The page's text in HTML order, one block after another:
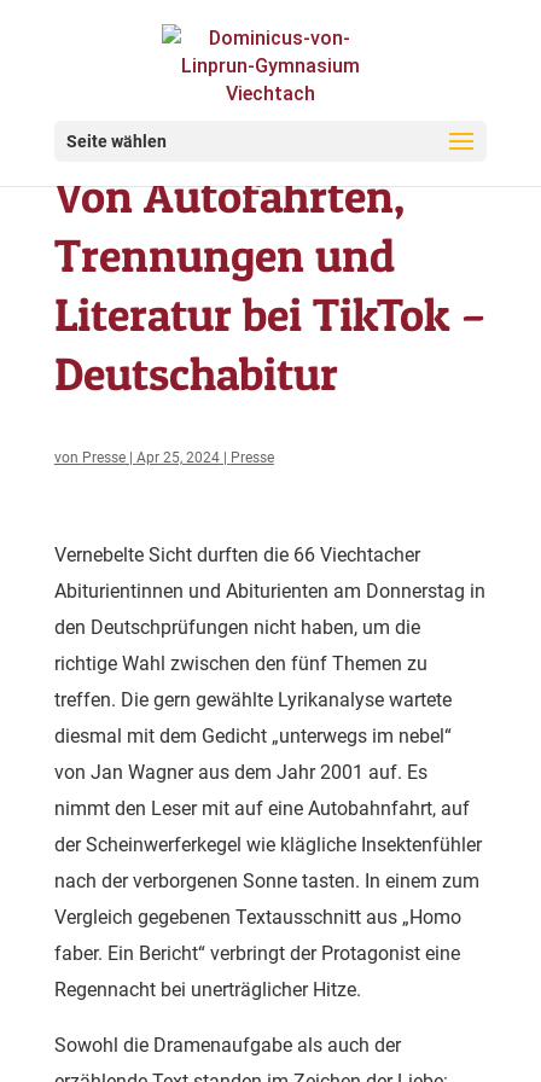
Seite wählen
Von Autofahrten,
Trennungen und
Literatur bei TikTok –
Deutschabitur
von Presse| Apr 25, 2024| Presse
Vernebelte Sicht durften die 66 Viechtacher
Abiturientinnen und Abiturienten am Donnerstag in
den Deutschprüfungen nicht haben, um die
richtige Wahl zwischen den fünf Themen zu
treffen. Die gern gewählte Lyrikanalyse wartete
diesmal mit dem Gedicht „unterwegs im nebel“
von Jan Wagner aus dem Jahr 2001 auf. Es
nimmt den Leser mit auf eine Autobahnfahrt, auf
der Scheinwerferkegel wie klägliche Insektenfühler
nach der verborgenen Sonne tasten. In einem zum
Vergleich gegebenen Textausschnitt aus „Homo
faber. Ein Bericht“ verbringt der Protagonist eine
Regennacht bei unerträglicher Hitze.
Sowohl die Dramenaufgabe als auch der